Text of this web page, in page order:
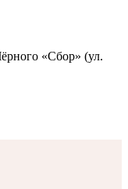
«Сбор» (ул.